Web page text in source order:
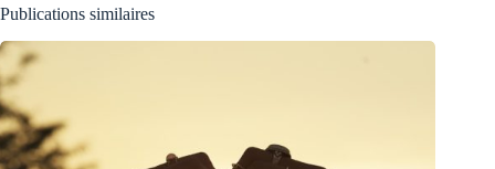
Publications similaires